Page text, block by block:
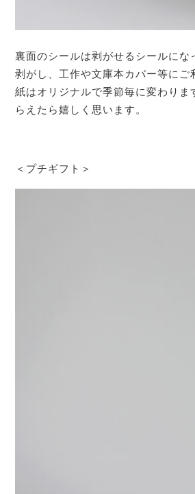
裏面のシールは剥がせるシールにな
剥がし、工作や文庫本カバー等にご
紙はオリジナルで季節毎に変わりま
らえたら嬉しく思います。
＜プチギフト＞